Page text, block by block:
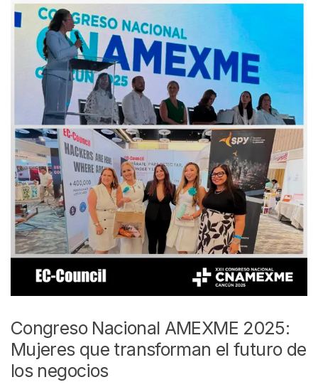
Congreso Nacional AMEXME 2025:
Mujeres que transforman el futuro de
los negocios